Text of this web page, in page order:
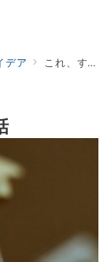
デア これ、すごいな…と思った話